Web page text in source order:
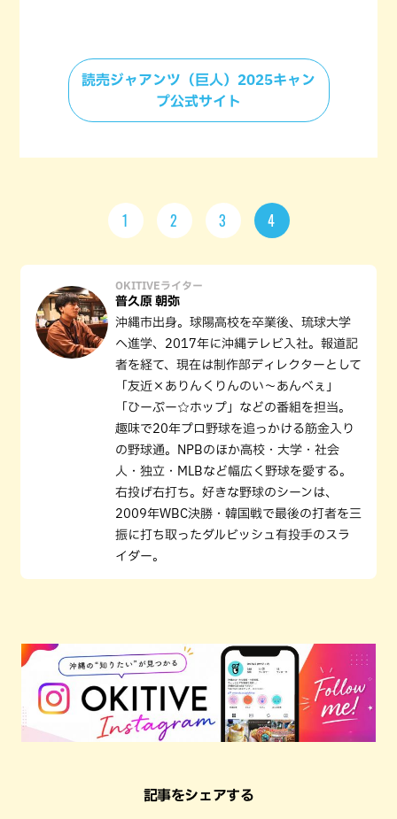
読売ジャアンツ（巨人）2025キャン
プ公式サイト
1 2 3 4
OKITIVEライター
普久原 朝弥
沖縄市出身。球陽高校を卒業後、琉球大学
へ進学、2017年に沖縄テレビ入社。報道記
者を経て、現在は制作部ディレクターとして
「友近×ありんくりんのい～あんべぇ」
「ひーぷー☆ホップ」などの番組を担当。
趣味で20年プロ野球を追っかける筋金入り
の野球通。NPBのほか高校・大学・社会
人・独立・MLBなど幅広く野球を愛する。
右投げ右打ち。好きな野球のシーンは、
2009年WBC決勝・韓国戦で最後の打者を三
振に打ち取ったダルビッシュ有投手のスラ
イダー。
記事をシェアする